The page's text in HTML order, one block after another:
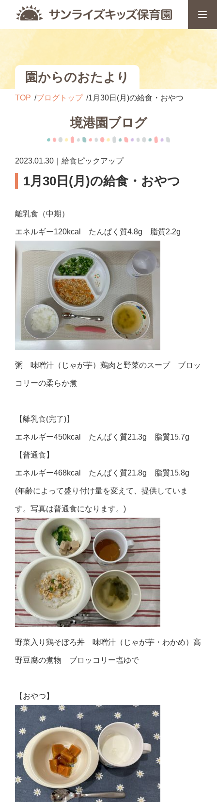
園からのおたより
TOP ブログトップ 1月30日(月)の給食・おやつ
境港園ブログ
2023.01.30｜給食ピックアップ
1月30日(月)の給食・おやつ
離乳食（中期）
エネルギー120kcal たんぱく質4.8g 脂質2.2g
粥 味噌汁（じゃが芋）鶏肉と野菜のスープ ブロッ
コリーの柔らか煮
【離乳食(完了)】
エネルギー450kcal たんぱく質21.3g 脂質15.7g
【普通食】
エネルギー468kcal たんぱく質21.8g 脂質15.8g
(年齢によって盛り付け量を変えて、提供していま
す。写真は普通食になります。)
野菜入り鶏そぼろ丼 味噌汁（じゃが芋・わかめ）高
野豆腐の煮物 ブロッコリー塩ゆで
【おやつ】